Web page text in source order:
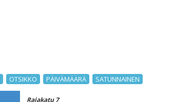
OTSIKKO PÄIVÄMÄÄRÄ SATUNNAINEN
Rajakatu 7